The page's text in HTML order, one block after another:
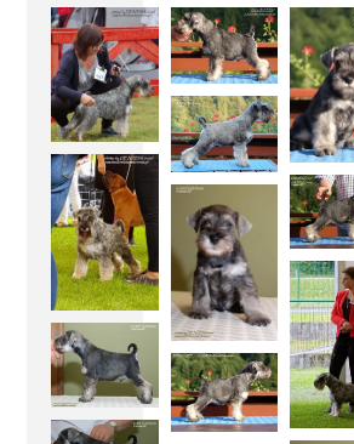
miot V 30.05.2020
miot R 23.12.2019
miot Q 12.03.2019
miot O 25.02.2019
miot N 09.02.2019